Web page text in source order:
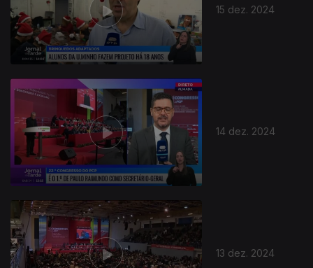
15 dez. 2024
14 dez. 2024
13 dez. 2024